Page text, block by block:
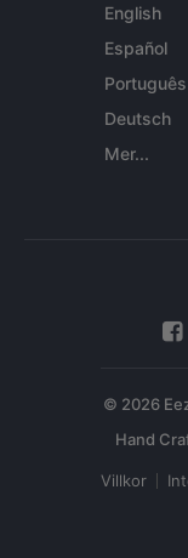
English
Español
Português
Deutsch
Mer...
© 2026
Villkor